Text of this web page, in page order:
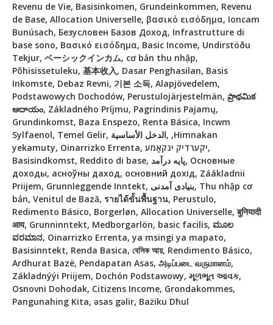
Revenu de Vie, Basisinkomen, Grundeinkommen, Revenu
de Base, Allocation Universelle, βασικό εισόδημα, Ioncam
Bunúsach, Безусловен Базов Доход, Infrastrutture di
base sono, Βασικό εισόδημα, Basic Income, Undirstöðu
Tekjur, ベーシックインカム, cơ bản thu nhập,
Põhisissetuleku, 基本收入, Dasar Penghasilan, Basis
Inkomste, Debaz Revni, 기본 소득, Alapjövedelem,
Podstawowych Dochodów, Perustulojärjestelmän, ప్రాథమిక
ఆదాయం, Základného Príjmu, Pagrindinis Pajamų,
Grundinkomst, Baza Enspezo, Renta Básica, Incwm
Sylfaenol, Temel Gelir, الدخل الأساسية, ,Himnakan
yekamuty, Oinarrizko Errenta, יקערדיק ינקאָמע,
Basisindkomst, Reddito di base, پایه درآمد, Основные
доходы, асноўны даход, основний дохід, Záákladnii
Priijem, Grunnleggende Inntekt, بنیادی آمدنی, Thu nhập cơ
bản, Venitul de Bază, รายได้ขั้นพื้นฐาน, Perustulo,
Redimento Básico, Borgerløn, Allocation Universelle, बुनियादी
आय, Grunninntekt, Medborgarlön, basic facilis, ಮೂಲ
ವರಮಾನ, Oinarrizko Errenta, ya msingi ya mapato,
Basisinntekt, Renda Basica, বেসিক আয়, Rendimento Básico,
Ardhurat Bazë, Pendapatan Asas, அடிப்படை வருமானம்,
Základnýýi Priijem, Dochón Podstawowy, મૂળભૂત આવક,
Osnovni Dohodak, Citizens Income, Grondakommes,
Pangunahing Kita, əsas gəlir, Bażiku Dħul